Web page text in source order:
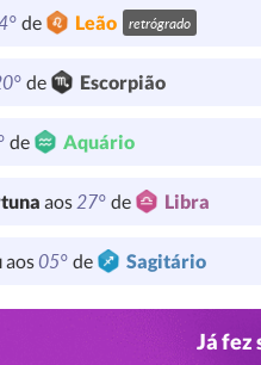
de Leão retrógrado
de Escorpião
de Aquário
aos27° de Libra
aos05° de Sagitário
Já fez